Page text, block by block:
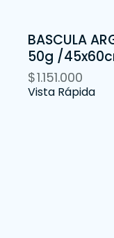
BASCULA
50g /
$1.151.000
Vista Rápida